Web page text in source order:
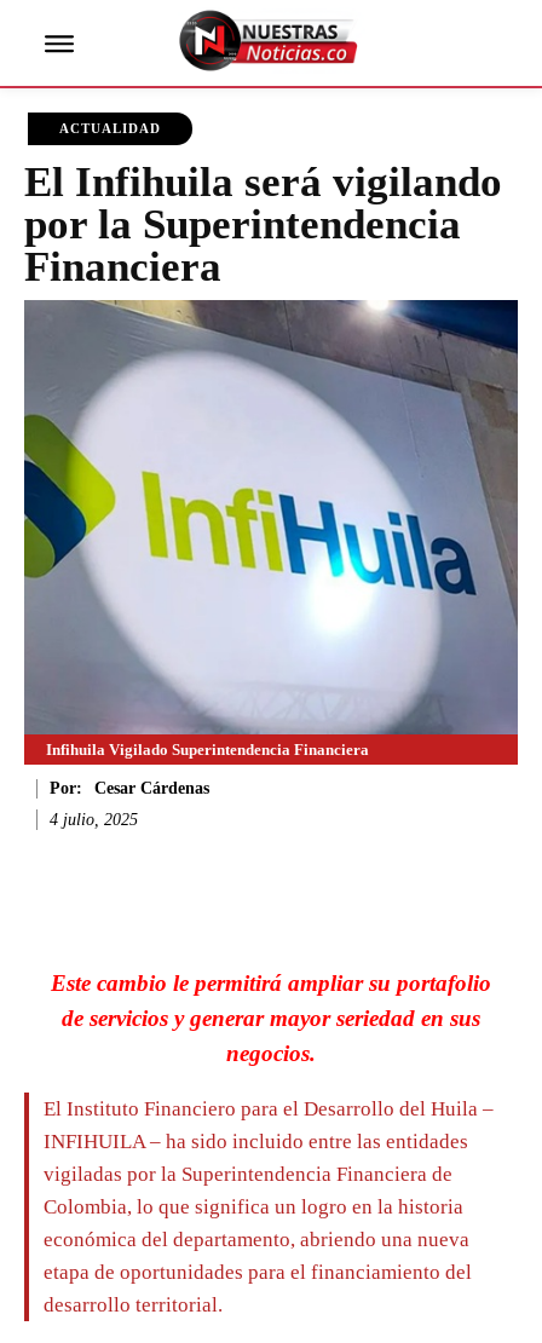
ACTUALIDAD
El Infihuila será vigilando
por la Superintendencia
Financiera
Infihuila Vigilado Superintendencia Financiera
Por:
Cesar Cárdenas
4 julio, 2025
Este cambio le permitirá ampliar su portafolio
de servicios y generar mayor seriedad en sus
negocios.
El Instituto Financiero para el Desarrollo del Huila –
INFIHUILA – ha sido incluido entre las entidades
vigiladas por la Superintendencia Financiera de
Colombia, lo que significa un logro en la historia
económica del departamento, abriendo una nueva
etapa de oportunidades para el financiamiento del
desarrollo territorial.